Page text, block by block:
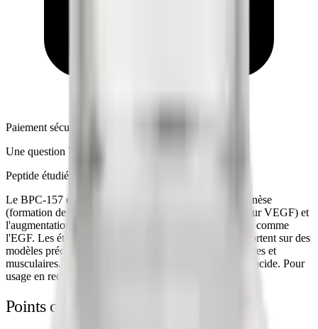
Paiement sécurisé
Une question ?
Peptide étudié dans 100+ publications peer-reviewed
Le BPC-157 est étudié pour sa stimulation de l'angiogenèse
(formation de nouveaux vaisseaux sanguins via le facteur VEGF) et
l'augmentation de l'expression de facteurs de croissance comme
l'EGF. Les études (100+ publications peer-reviewed) portent sur des
modèles précliniques de lésions tendineuses, ligamentaires et
musculaires. Le peptide présente une stabilité en milieu acide. Pour
usage en recherche uniquement.
Points clés de la littérature